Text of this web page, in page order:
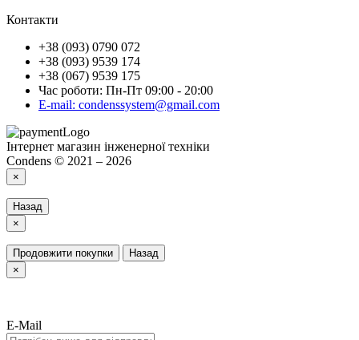
Контакти
+38 (093) 0790 072
+38 (093) 9539 174
+38 (067) 9539 175
Час роботи: Пн-Пт 09:00 - 20:00
E-mail: condenssystem@gmail.com
Інтернет магазин інженерної техніки
Condens © 2021 – 2026
×
Назад
×
Продовжити покупки
Назад
×
E-Mail